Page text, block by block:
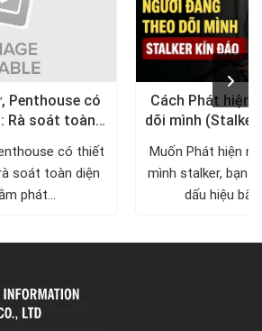
Penthouse có
Rà soát toàn
gian riêng tư
có thiết
soát toàn diện
phát...
Cách Phát hiện
dõi mình
Muốn Phát hiện
mình stalker, bạn
dấu hiệu bất